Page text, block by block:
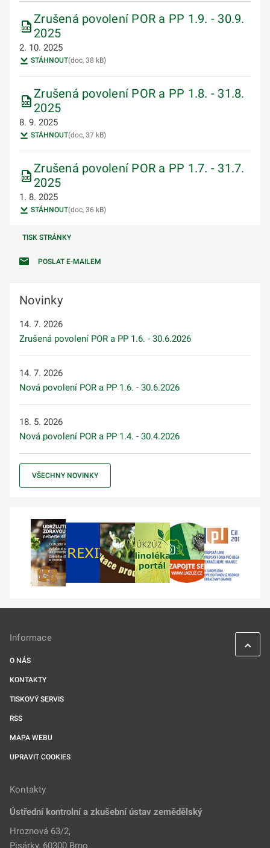
Zrušená povolení POR a PP 1.9. - 30.9.
2025
2. 10. 2025
STÁHNOUT(doc, 38 kB)
Zrušená povolení POR a PP 1.8. - 31.8.
2025
8. 9. 2025
STÁHNOUT(doc, 37 kB)
Zrušená povolení POR a PP 1.7. - 31.7.
2025
1. 8. 2025
STÁHNOUT(doc, 36 kB)
TISK STRÁNKY
POSLAT E-MAILEM
Novinky
14. 7. 2026
Zrušená povolení POR a PP 1.6. - 30.6.2026
14. 7. 2026
Nová povolení POR a PP 1.6. - 30.6.2026
18. 5. 2026
Nová povolení POR a PP 1.4. - 30.4.2026
VŠECHNY NOVINKY
Informace
O NÁS
KONTAKTY
TISKOVÝ SERVIS
RSS
MAPA WEBU
UPRAVIT COOKIES
Kontakty
Ústřední kontrolní a zkušební ústav zemědělský
Hroznová 63/2,
Pisárky, 60300 Brno